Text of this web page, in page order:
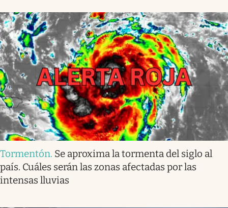
Tormentón. Se aproxima la tormenta del siglo al
país. Cuáles serán las zonas afectadas por las
intensas lluvias